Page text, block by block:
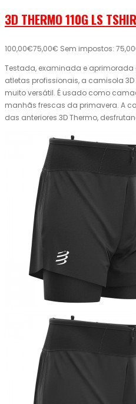
3D THERMO 110G LS
100,00€75,00€ Sem impostos:
Testada, examinada e
atletas profissionais, a camisola
muito versátil. É usado como
manhãs frescas da primavera. A
das anteriores 3D Thermo,